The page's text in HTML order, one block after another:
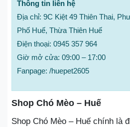
Thông tin liên hệ
Địa chỉ: 9C Kiệt 49 Thiên Thai,
Phố Huế, Thừa Thiên Huế
Điện thoại: 0945 357 964
Giờ mở cửa: 09:00 – 17:00
Fanpage: /huepet2605
Shop Chó Mèo – Huế
Shop Chó Mèo – Huế chính là